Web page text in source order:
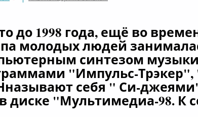
Оффлайн
до 1998 года, ещё во
молодых людей
синтезом
"Импульс-Трэкер",
себя " Си-
диске "Мультимедиа-98. К